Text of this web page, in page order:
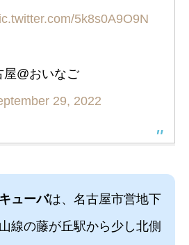
5k8s0A9O9N
@おいなご
29, 2022
ューバは、名古屋市営地下
線の藤が丘駅から少し北側